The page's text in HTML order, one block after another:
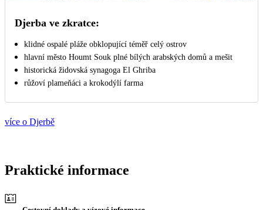
Djerba ve zkratce:
klidné ospalé pláže obklopující téměř celý ostrov
hlavní město Houmt Souk plné bílých arabských domů a mešit
historická židovská synagoga El Ghriba
růžoví plameňáci a krokodýlí farma
více o Djerbě
Praktické informace